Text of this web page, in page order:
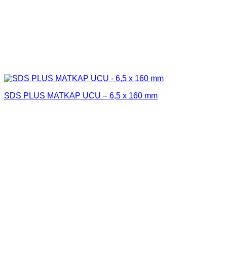
SDS PLUS MATKAP UCU – 6,5 x 160 mm